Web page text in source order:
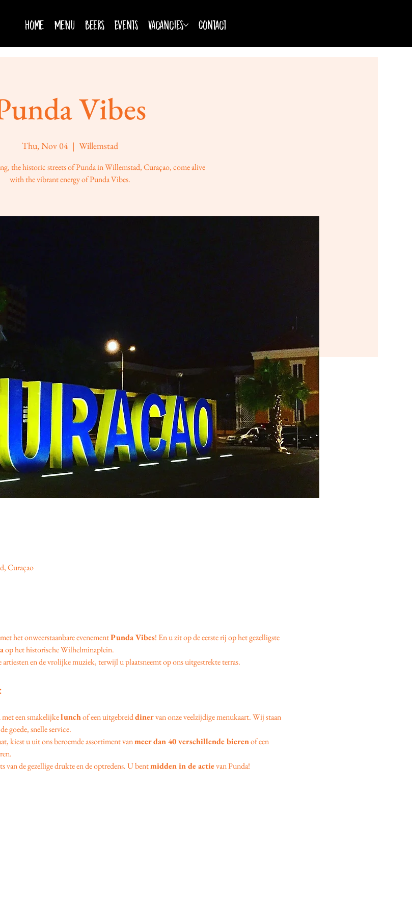
Home Menu Beers Events Vacancies Contact
Vibes
Thu, Nov 04
  |
Willemstad
the historic streets of Punda in Willemstad, Curaçao, come alive
with the vibrant energy of Punda Vibes.
Curaçao
het onweerstaanbare evenement Punda Vibes! En u zit op de eerste rij op het gezelligste
op het historische Wilhelminaplein.
en de vrolijke muziek, terwijl u plaatsneemt op ons uitgestrekte terras.
een smakelijke lunch of een uitgebreid diner van onze veelzijdige menukaart. Wij staan
goede, snelle service.
kiest u uit ons beroemde assortiment van meer dan 40 verschillende bieren of een
van de gezellige drukte en de optredens. U bent midden in de actie van Punda!